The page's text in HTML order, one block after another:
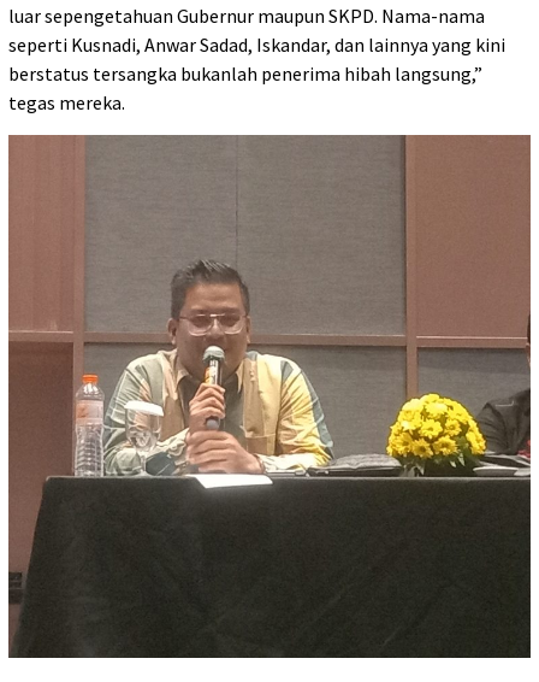
luar sepengetahuan Gubernur maupun SKPD. Nama-nama
seperti Kusnadi, Anwar Sadad, Iskandar, dan lainnya yang kini
berstatus tersangka bukanlah penerima hibah langsung,”
tegas mereka.